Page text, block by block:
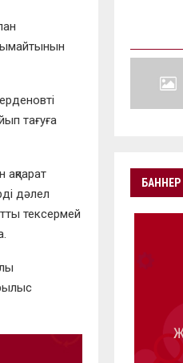
тағуға
ақпарат
дәлел
тексермей
БАННЕР